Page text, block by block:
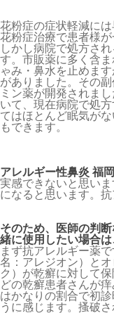
花粉症の症状軽減には
花粉症治療で患者様
しかし病院で処方さ
す。市販薬に多く含
ゃみ・鼻水を止めま
がありました。その
ミン薬が開発されま
いて、現在病院で処
てはほとんど眠気が
もできます。
アレルギー性鼻炎 福
実感できないと思い
になると思います。
そのため、医師の判
緒に使用したい場合
まず抗アレルギー薬
名：アレジオン）と
ク）が乾癬に対して
どの乾癬患者さんが
はかなりの割合で初
うに感じます。搔破